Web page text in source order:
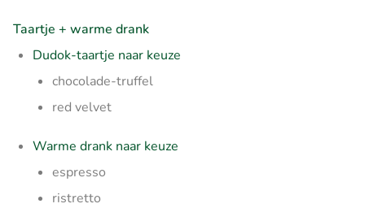
Taartje + warme drank
Dudok-taartje naar keuze
chocolade-truffel
red velvet
Warme drank naar keuze
espresso
ristretto